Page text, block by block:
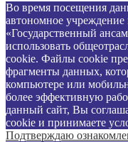
Во время посещения
автономное учреждение
«Государственный
использовать
cookie. Файлы cookie
фрагменты данных,
компьютере или
более эффективную
данный сайт, Вы
cookie и принимаете
Подтверждаю